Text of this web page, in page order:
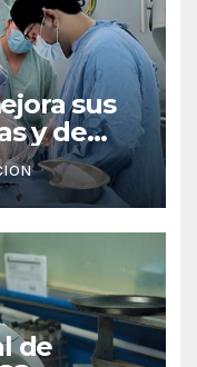
sus
y de
en
de